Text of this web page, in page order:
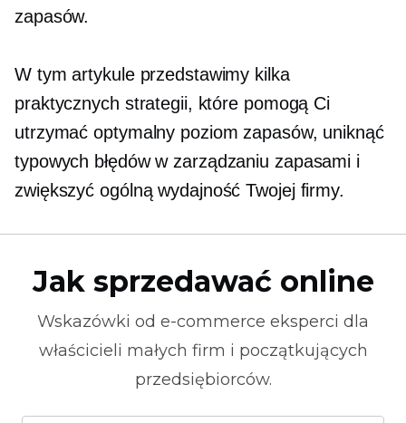
zapasów.
W tym artykule przedstawimy kilka
praktycznych strategii, które pomogą Ci
utrzymać optymalny poziom zapasów, uniknąć
typowych błędów w zarządzaniu zapasami i
zwiększyć ogólną wydajność Twojej firmy.
Jak sprzedawać online
Wskazówki od e-commerce eksperci dla
właścicieli małych firm i początkujących
przedsiębiorców.